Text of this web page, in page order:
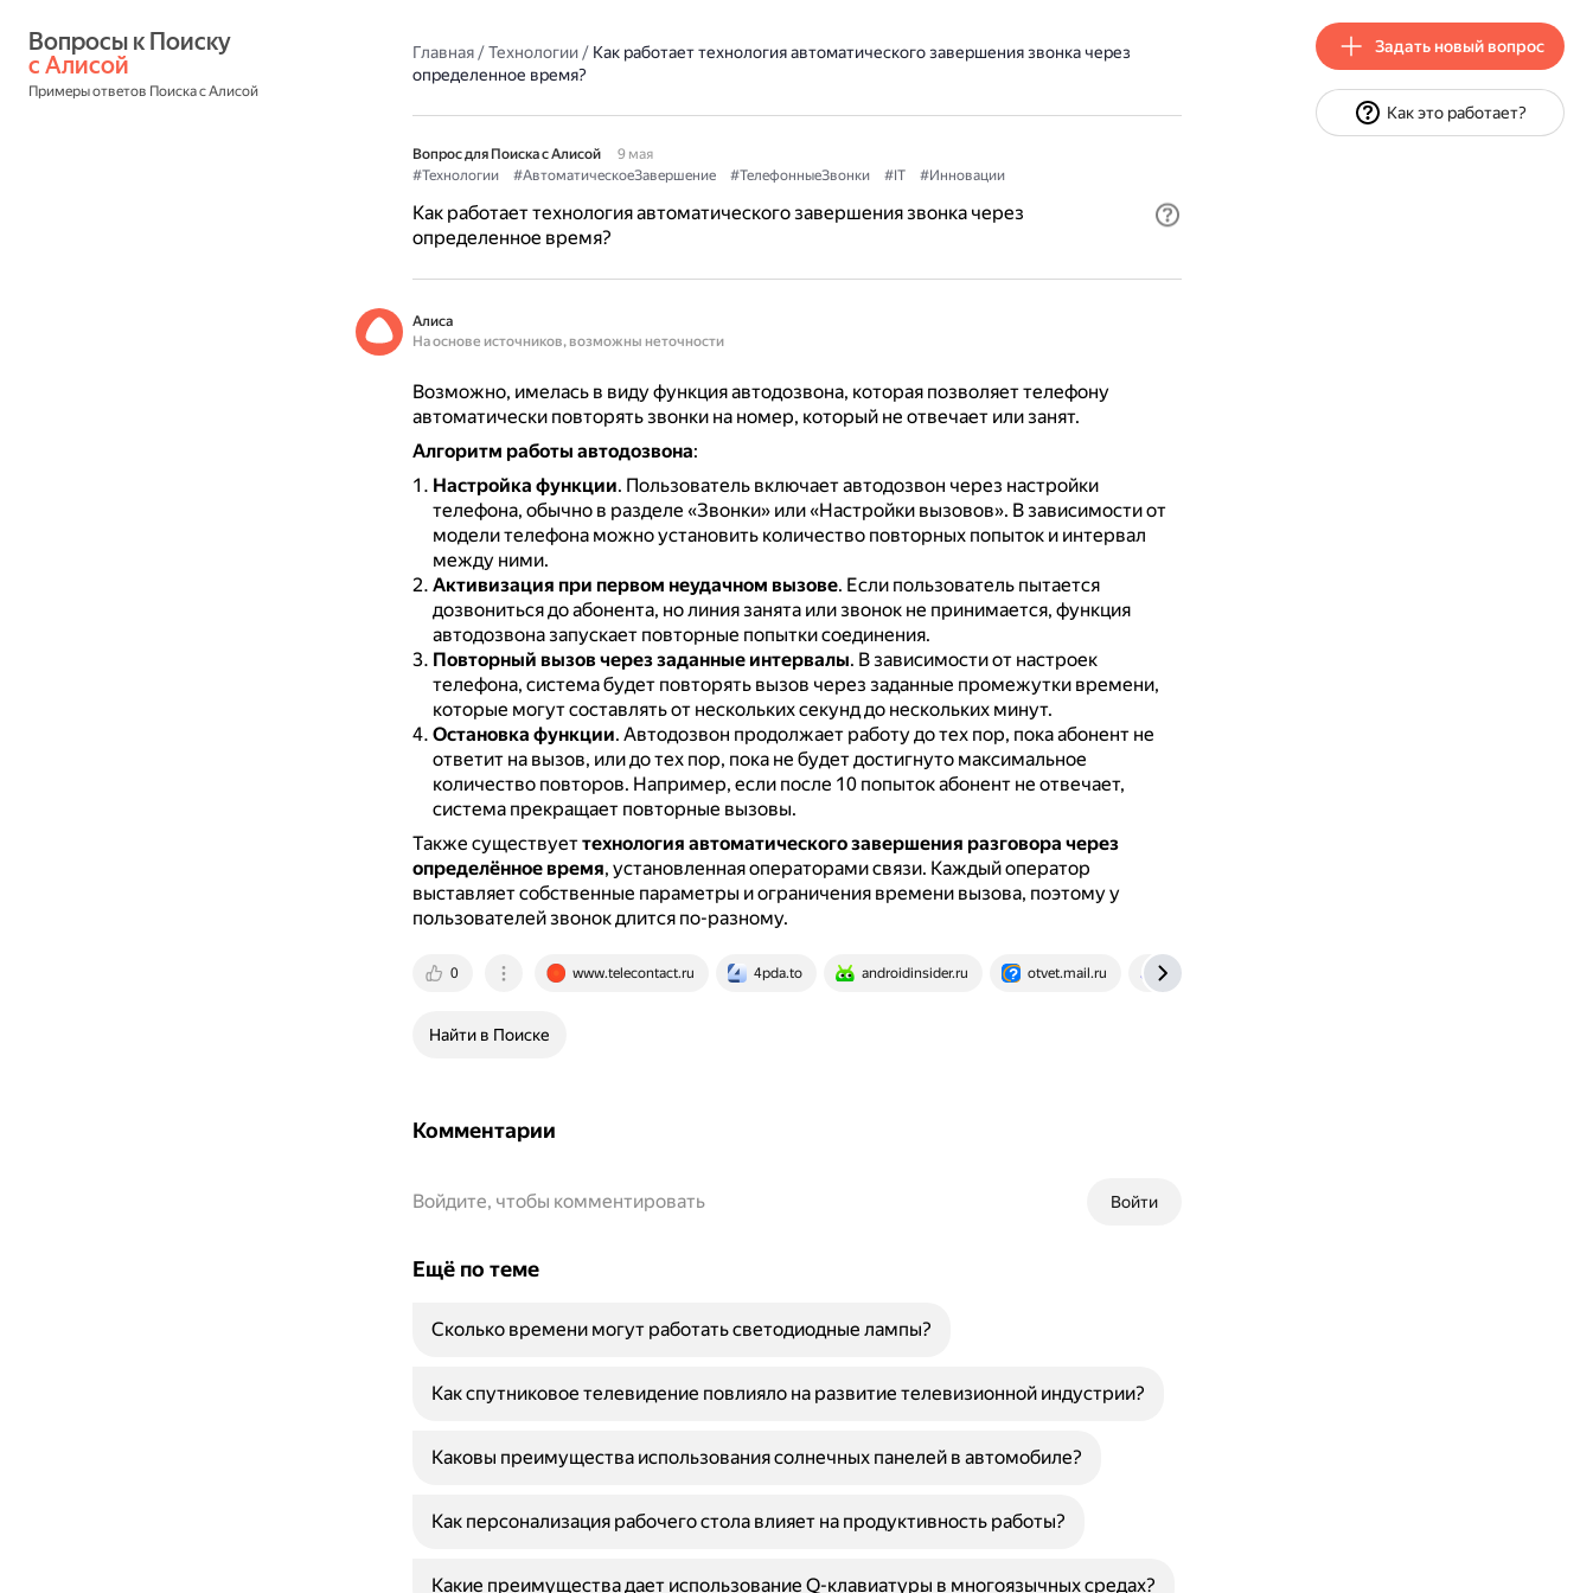
с Алисой
Примеры ответов Поиска с Алисой
Главная/Технологии/ Как работает технология автоматического завершения звонка через
определенное время?
Вопрос для Поиска с Алисой
9 мая
#Технологии
#АвтоматическоеЗавершение #ТелефонныеЗвонки #IT #Инновации
Как работает технология автоматического завершения звонка через
определенное время?
Алиса
На основе источников, возможны неточности
Возможно, имелась в виду функция автодозвона, которая позволяет телефону
автоматически повторять звонки на номер, который не отвечает или занят.
Алгоритм работы автодозвона:
Настройка функции. Пользователь включает автодозвон через настройки
телефона, обычно в разделе «Звонки» или «Настройки вызовов». В зависимости от
модели телефона можно установить количество повторных попыток и интервал
между ними.
Активизация при первом неудачном вызове. Если пользователь пытается
дозвониться до абонента, но линия занята или звонок не принимается, функция
автодозвона запускает повторные попытки соединения.
Повторный вызов через заданные интервалы. В зависимости от настроек
телефона, система будет повторять вызов через заданные промежутки времени,
которые могут составлять от нескольких секунд до нескольких минут.
Остановка функции. Автодозвон продолжает работу до тех пор, пока абонент не
ответит на вызов, или до тех пор, пока не будет достигнуто максимальное
количество повторов. Например, если после 10 попыток абонент не отвечает,
система прекращает повторные вызовы.
Также существуеттехнология автоматического завершения разговора через
определённое время, установленная операторами связи. Каждый оператор
выставляет собственные параметры и ограничения времени вызова, поэтому у
пользователей звонок длится по-разному.
0 www.telecontact.ru 4pda.to androidinsider.ru otvet.mail.ru gravitel.ru
Найти в Поиске
Комментарии
Войти
Войдите, чтобы комментировать
Ещё по теме
Сколько времени могут работать светодиодные лампы?
Как спутниковое телевидение повлияло на развитие телевизионной индустрии?
Каковы преимущества использования солнечных панелей в автомобиле?
Как персонализация рабочего стола влияет на продуктивность работы?
Какие преимущества дает использование Q-клавиатуры в многоязычных средах?
Задать новый вопрос
Как это работает?